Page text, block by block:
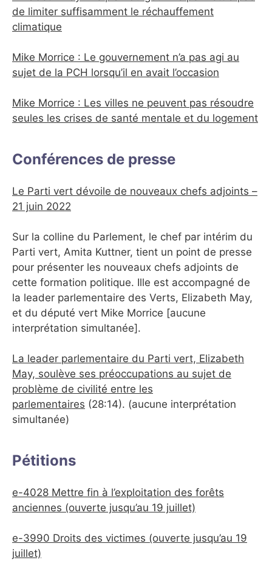
de limiter suffisamment le réchauffement
climatique
Mike Morrice : Le gouvernement n’a pas agi au
sujet de la PCH lorsqu’il en avait l’occasion
Mike Morrice : Les villes ne peuvent pas résoudre
seules les crises de santé mentale et du logement
Conférences de presse
Le Parti vert dévoile de nouveaux chefs adjoints –
21 juin 2022
Sur la colline du Parlement, le chef par intérim du
Parti vert, Amita Kuttner, tient un point de presse
pour présenter les nouveaux chefs adjoints de
cette formation politique. Ille est accompagné de
la leader parlementaire des Verts, Elizabeth May,
et du député vert Mike Morrice [aucune
interprétation simultanée].
La leader parlementaire du Parti vert, Elizabeth
May, soulève ses préoccupations au sujet de
problème de civilité entre les
parlementaires (28:14). (aucune interprétation
simultanée)
Pétitions
e-4028 Mettre fin à l’exploitation des forêts
anciennes (ouverte jusqu’au 19 juillet)
e-3990 Droits des victimes (ouverte jusqu’au 19
juillet)